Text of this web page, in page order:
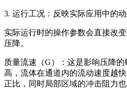
3. 运行工况：反映实际应用中的
实际运行时的操作参数会直接改
压降。
质量流速（G）：这是影响压降
高，流体在通道内的流动速度越
正比，同时局部区域的冲击阻力